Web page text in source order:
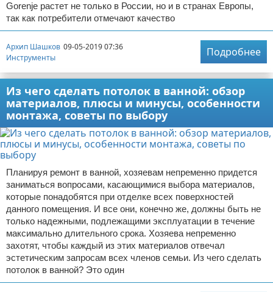
Gorenje растет не только в России, но и в странах Европы,
так как потребители отмечают качество
Архип Шашков 09-05-2019 07:36
Инструменты
Подробнее
Из чего сделать потолок в ванной: обзор
материалов, плюсы и минусы, особенности
монтажа, советы по выбору
Планируя ремонт в ванной, хозяевам непременно придется
заниматься вопросами, касающимися выбора материалов,
которые понадобятся при отделке всех поверхностей
данного помещения. И все они, конечно же, должны быть не
только надежными, подлежащими эксплуатации в течение
максимально длительного срока. Хозяева непременно
захотят, чтобы каждый из этих материалов отвечал
эстетическим запросам всех членов семьи. Из чего сделать
потолок в ванной? Это один